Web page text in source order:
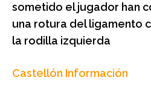
sometido el jugador han
una rotura del ligamento
la rodilla izquierda
Castellón Información